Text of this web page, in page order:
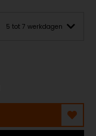
5 tot 7 werkdagen